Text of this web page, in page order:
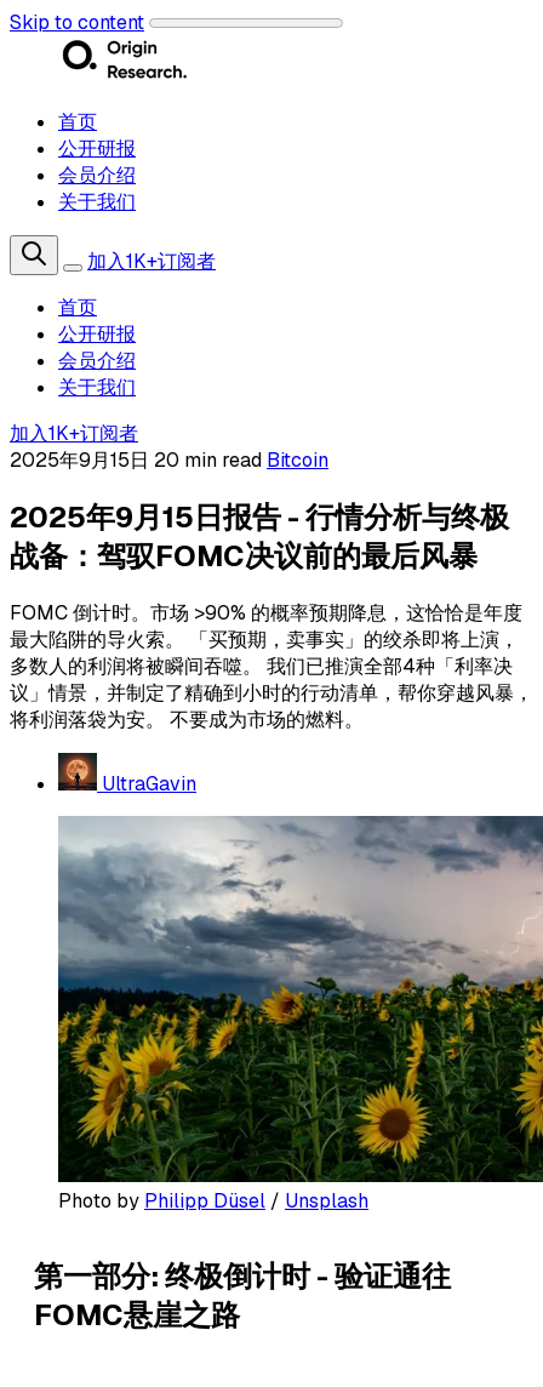
Skip to content
首页
公开研报
会员介绍
关于我们
加入1K+订阅者
首页
公开研报
会员介绍
关于我们
加入1K+订阅者
2025年9月15日 20 min read Bitcoin
2025年9月15日报告 - 行情分析与终极
战备：驾驭FOMC决议前的最后风暴
FOMC 倒计时。市场 >90% 的概率预期降息，这恰恰是年度
最大陷阱的导火索。 「买预期，卖事实」的绞杀即将上演，
多数人的利润将被瞬间吞噬。 我们已推演全部4种「利率决
议」情景，并制定了精确到小时的行动清单，帮你穿越风暴，
将利润落袋为安。 不要成为市场的燃料。
UltraGavin
Photo by Philipp Düsel / Unsplash
第一部分: 终极倒计时 - 验证通往
FOMC悬崖之路